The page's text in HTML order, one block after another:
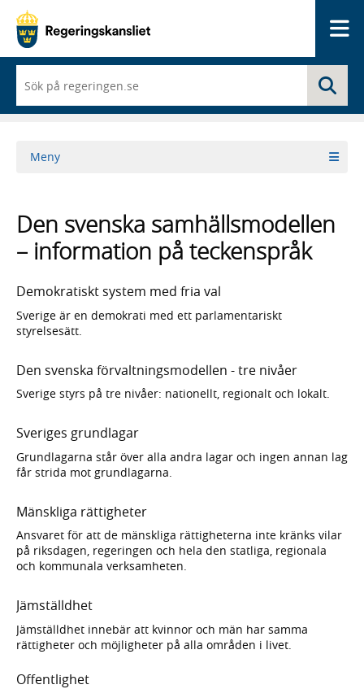
du
börjar
skriva
framträder
sökförslag
Meny
Den svenska samhällsmodellen
– information på teckenspråk
Demokratiskt system med fria val
Sverige är en demokrati med ett parlamentariskt
styrelsesätt.
Den svenska förvaltningsmodellen - tre nivåer
Sverige styrs på tre nivåer: nationellt, regionalt och lokalt.
Sveriges grundlagar
Grundlagarna står över alla andra lagar och ingen annan lag
får strida mot grundlagarna.
Mänskliga rättigheter
Ansvaret för att de mänskliga rättigheterna inte kränks vilar
på riksdagen, regeringen och hela den statliga, regionala
och kommunala verksamheten.
Jämställdhet
Jämställdhet innebär att kvinnor och män har samma
rättigheter och möjligheter på alla områden i livet.
Offentlighet